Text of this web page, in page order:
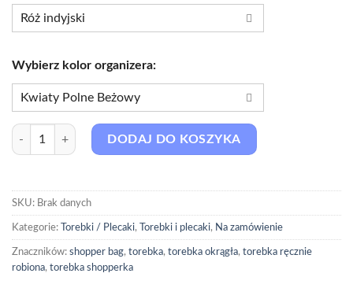
Róż indyjski
Czerwona glinka
Dzika Róża
Irysowy
Jeżyna
Karmelowy
Kiwi
Księżycowy
Kwiatowy
Leśny
Wybierz kolor organizera:
Kwiaty Polne Beżowy
Boho Kwiaty Miętowe
Błękitny
Ciemny szary
Czarny
Drobne Kwiaty Czarne
ilość Torebka Okrągła Idalia Z ORGANIZEREM
DODAJ DO KOSZYKA
SKU: Brak danych
Kategorie: Torebki / Plecaki, Torebki i plecaki, Na zamówienie
Znaczników: shopper bag, torebka, torebka okrągła, torebka ręcznie
robiona, torebka shopperka